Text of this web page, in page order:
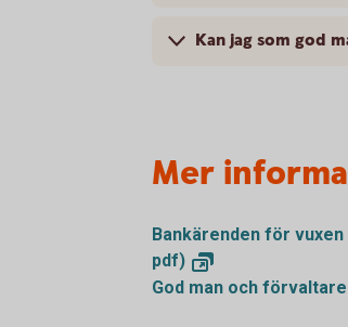
Kan jag som god
Mer
Bankärenden för
pdf)
God man och förvaltare